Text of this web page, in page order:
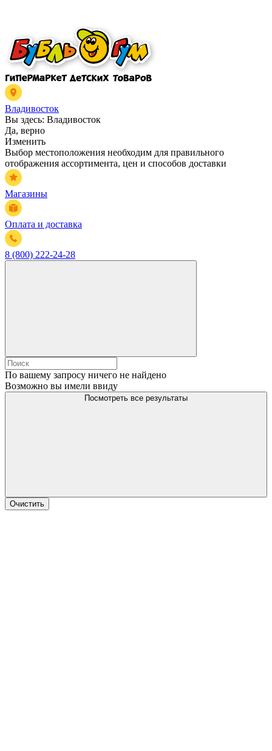
Владивосток
Вы здесь: Владивосток
Да, верно
Изменить
Выбор местоположения необходим для правильного
отображения ассортимента, цен и способов доставки
Магазины
Оплата и доставка
8 (800) 222-24-28
По вашему запросу ничего не найдено
Возможно вы имели ввиду
Посмотреть все результаты
Очистить